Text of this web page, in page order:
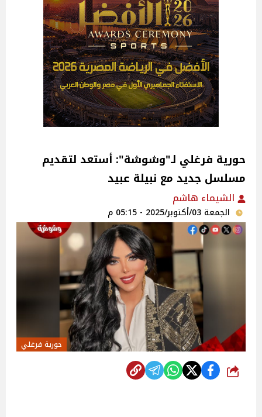
حورية فرغلي لـ"وشوشة": أستعد لتقديم
مسلسل جديد مع نبيلة عبيد
الشيماء هاشم
الجمعة 03/أكتوبر/2025 - 05:15 م
حورية فرغلي
شارك